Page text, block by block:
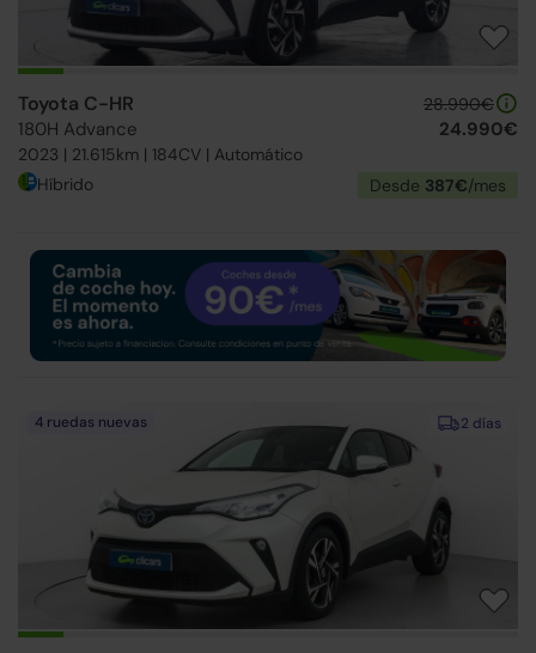
Toyota C-HR
180H Advance
2023 | 21.615km | 184CV | Automático
28.990€
24.990€
Híbrido Desde 387€/mes
2 días
4 ruedas nuevas